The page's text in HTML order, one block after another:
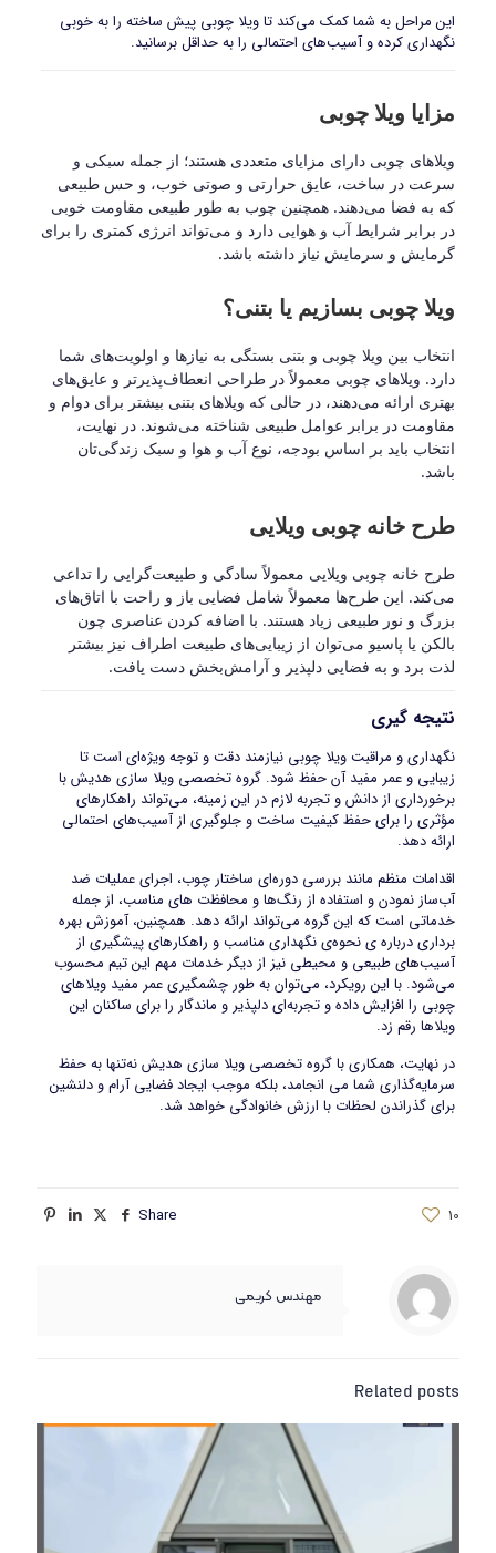
این مراحل به شما کمک می‌کند تا ویلا چوبی پیش ساخته را به خوبی
نگهداری کرده و آسیب‌های احتمالی را به حداقل برسانید.
مزایا ویلا چوبی
ویلاهای چوبی دارای مزایای متعددی هستند؛ از جمله سبکی و
سرعت در ساخت، عایق حرارتی و صوتی خوب، و حس طبیعی
که به فضا می‌دهند. همچنین چوب به طور طبیعی مقاومت خوبی
در برابر شرایط آب و هوایی دارد و می‌تواند انرژی کمتری را برای
گرمایش و سرمایش نیاز داشته باشد.
ویلا چوبی بسازیم یا بتنی؟
انتخاب بین ویلا چوبی و بتنی بستگی به نیازها و اولویت‌های شما
دارد. ویلاهای چوبی معمولاً در طراحی انعطاف‌پذیرتر و عایق‌های
بهتری ارائه می‌دهند، در حالی که ویلاهای بتنی بیشتر برای دوام و
مقاومت در برابر عوامل طبیعی شناخته می‌شوند. در نهایت،
انتخاب باید بر اساس بودجه، نوع آب و هوا و سبک زندگی‌تان
باشد.
طرح خانه چوبی ویلایی
طرح خانه چوبی ویلایی معمولاً سادگی و طبیعت‌گرایی را تداعی
می‌کند. این طرح‌ها معمولاً شامل فضایی باز و راحت با اتاق‌های
بزرگ و نور طبیعی زیاد هستند. با اضافه کردن عناصری چون
بالکن یا پاسیو می‌توان از زیبایی‌های طبیعت اطراف نیز بیشتر
لذت برد و به فضایی دلپذیر و آرامش‌بخش دست یافت.
نتیجه گیری
نگهداری و مراقبت ویلا چوبی نیازمند دقت و توجه ویژه‌ای است تا
زیبایی و عمر مفید آن حفظ شود. گروه تخصصی ویلا سازی هدیش با
برخورداری از دانش و تجربه لازم در این زمینه، می‌تواند راهکارهای
مؤثری را برای حفظ کیفیت ساخت و جلوگیری از آسیب‌های احتمالی
ارائه دهد.
اقدامات منظم مانند بررسی دوره‌ای ساختار چوب، اجرای عملیات ضد
آب‌ساز نمودن و استفاده از رنگ‌ها و محافظ‌ت های مناسب، از جمله
خدماتی است که این گروه می‌تواند ارائه دهد. همچنین، آموزش بهره‌
برداری درباره‌ ی نحوه‌ی نگهداری مناسب و راهکارهای پیشگیری از
آسیب‌های طبیعی و محیطی نیز از دیگر خدمات مهم این تیم محسوب
می‌شود. با این رویکرد، می‌توان به طور چشمگیری عمر مفید ویلاهای
چوبی را افزایش داده و تجربه‌ای دلپذیر و ماندگار را برای ساکنان این
ویلاها رقم زد.
در نهایت، همکاری با گروه تخصصی ویلا سازی هدیش نه‌تنها به حفظ
سرمایه‌گذاری شما می انجامد، بلکه موجب ایجاد فضایی آرام و دلنشین
برای گذراندن لحظات با ارزش خانوادگی خواهد شد.
Share 10
مهندس کریمی
Related posts